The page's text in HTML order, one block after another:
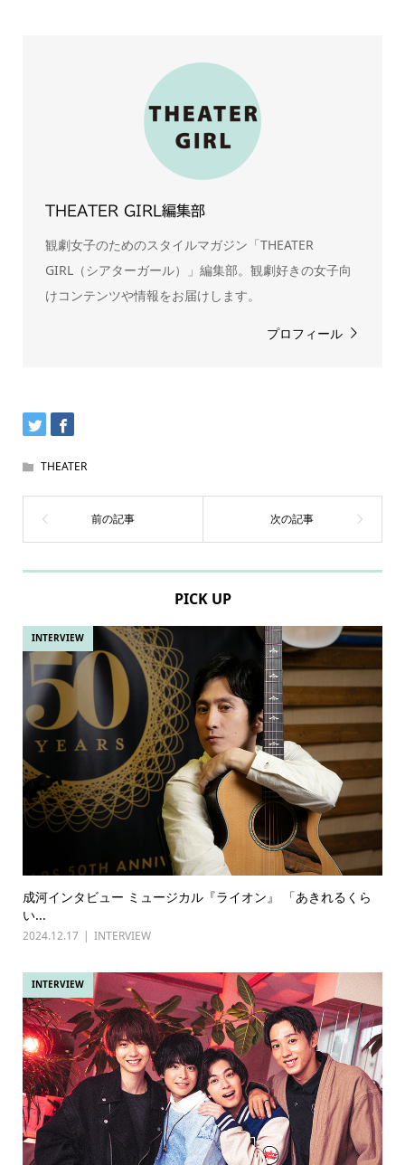
THEATER GIRL編集部
観劇女子のためのスタイルマガジン「THEATER
GIRL（シアターガール）」編集部。観劇好きの女子向
けコンテンツや情報をお届けします。
プロフィール
THEATER
PICK UP
INTERVIEW
成河インタビュー ミュージカル『ライオン』 「あきれるくら
い...
2024.12.17 INTERVIEW
INTERVIEW